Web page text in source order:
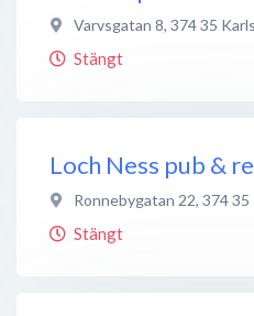
Varvsgatan 8, 374 35
Stängt
Loch Ness pub &
Ronnebygatan 22, 374 35
Stängt